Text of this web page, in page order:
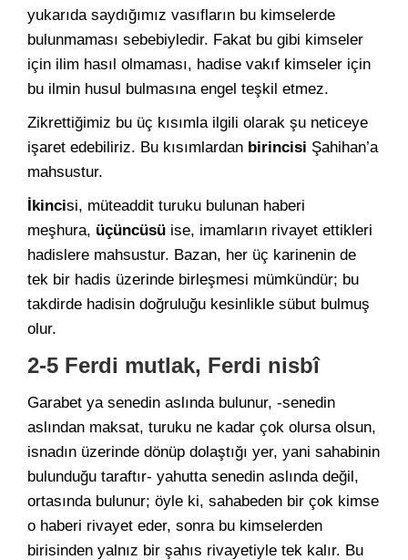
yukarıda saydığımız vasıfların bu kimselerde
bulunmaması sebebiyledir. Fakat bu gibi kimseler
için ilim hasıl olmaması, hadise vakıf kimseler için
bu ilmin husul bulmasına engel teşkil etmez.
Zikrettiğimiz bu üç kısımla ilgili olarak şu neticeye
işaret edebiliriz. Bu kısımlardan birincisi Şahihan’a
mahsustur.
İkincisi, müteaddit turuku bulunan haberi
meşhura, üçüncüsü ise, imamların rivayet ettikleri
hadislere mahsustur. Bazan, her üç karinenin de
tek bir hadis üzerinde birleşmesi mümkündür; bu
takdirde hadisin doğruluğu kesinlikle sübut bulmuş
olur.
2-5 Ferdi mutlak, Ferdi nisbî
Garabet ya senedin aslında bulunur, -senedin
aslından maksat, turuku ne kadar çok olursa olsun,
isnadın üzerinde dönüp dolaştığı yer, yani sahabinin
bulunduğu taraftır- yahutta senedin aslında değil,
ortasında bulunur; öyle ki, sahabeden bir çok kimse
o haberi rivayet eder, sonra bu kimselerden
birisinden yalnız bir şahıs rivayetiyle tek kalır. Bu